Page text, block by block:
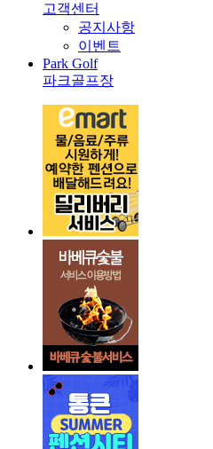
고객센터
공지사항
이벤트
Park Golf
파크골프장